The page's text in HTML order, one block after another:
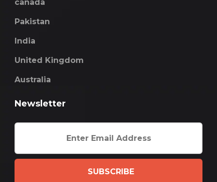
canada
Pakistan
India
United Kingdom
Australia
Newsletter
SUBSCRIBE